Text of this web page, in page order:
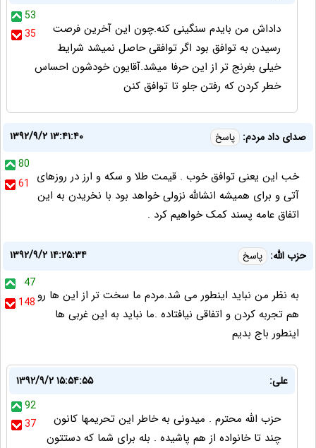
53
35
داداش من بایدم سنگینی کنه.چون این آخرین فرصت
رسیدن به توافق بود اگر توافقی حاصل نمیشد شرایط
خیلی بغرنج تر از این حرفا میشد.آقایون خودشون احساس
خطر کردن که رفتن جلو تا توافق کنن
صدای داد مردم: پاسخ
۱۳۹۲/۹/۲ ۱۳:۴۱:۴۰
80
61
خب این یعنی توافق خوب . قیمت طلا و سکه و ارز در روزهای
آتی و برای همیشه انشالله نزولی خواهد بود با نخریدن به این
اتفاق عامه پسند کمک خواهیم کرد .
حزب الله: پاسخ
۱۳۹۲/۹/۲ ۱۴:۲۵:۳۴
47
148 به نظر من نباید اینطور می شد.مردم ما سخت تر از این ها رو
هم تجربه کردن و اتفاقی نیافتاده .ما نباید به این غربی ها
اینطور باج بدیم
علی:
۱۳۹۲/۹/۲ ۱۵:۵۴:۵۵
92
37
حزب الله محترم . میدونی به خاطر این تحریمها کانون
چند تا خانواده از هم پاشیده . بله برای شما که دستتون